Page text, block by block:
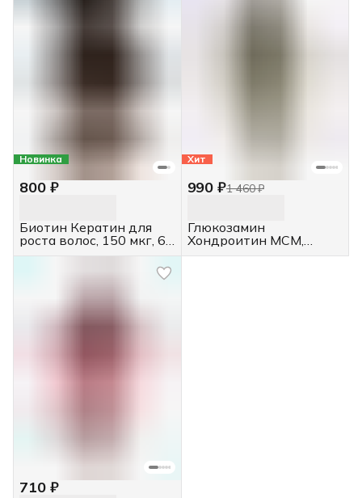
Новинка
800 ₽
Биотин Кератин для
роста волос, 150 мкг, 60
Хит
990 ₽1 460 ₽
Глюкозамин
Хондроитин МСМ,
капсулы, 120 шт.
710 ₽